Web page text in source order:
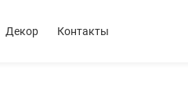
Декор Контакты